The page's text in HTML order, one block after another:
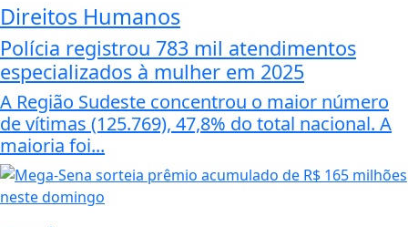
Direitos Humanos
Polícia registrou 783 mil atendimentos
especializados à mulher em 2025
A Região Sudeste concentrou o maior número
de vítimas (125.769), 47,8% do total nacional. A
maioria foi...